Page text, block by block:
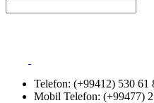
Telefon: (+99412) 530 61
Mobil Telefon: (+99477)